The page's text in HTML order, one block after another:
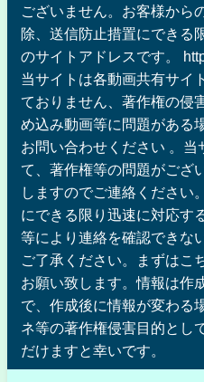
ございません。お客様から
除、送信防止措置にできる
のサイトアドレスです。
当サイトは各動画共有サイ
ておりません、著作権の侵
め込み動画等に問題がある
お問い合わせください 。当
て、著作権等の問題がござ
しますのでご連絡ください
にできる限り迅速に対応す
等により連絡を確認できな
ご了承ください。まずはこ
お願い致します。情報は作
で、作成後に情報が変わる
ネ等の著作権侵害目的とし
だけますと幸いです。